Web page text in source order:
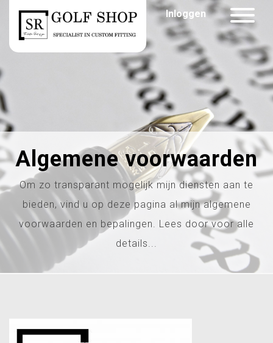
Inloggen
Algemene voorwaarden
Om zo transparant mogelijk mijn diensten aan te
bieden, vind u op deze pagina al mijn algemene
voorwaarden en bepalingen. Lees door voor alle
details...